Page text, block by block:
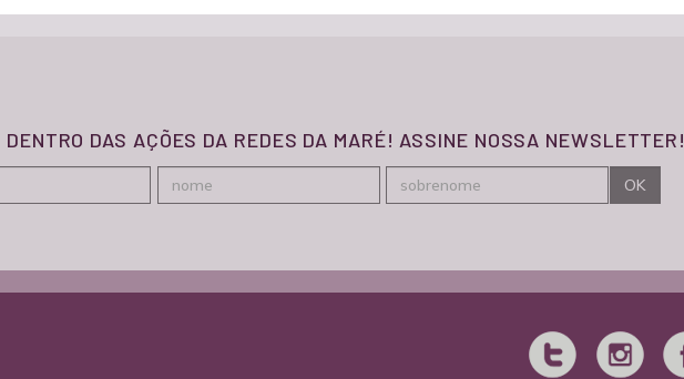
DENTRO DAS AÇÕES DA REDES DA MARÉ! ASSINE NOSSA NEWSLETTER!